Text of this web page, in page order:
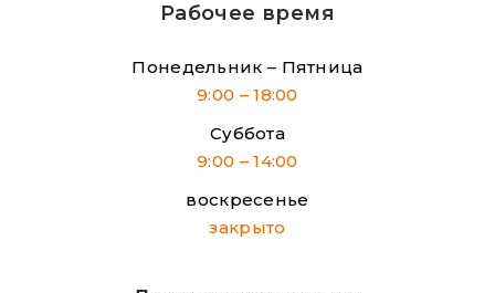
Рабочее время
Понедельник – Пятница
9:00 – 18:00
Суббота
9:00 – 14:00
воскресенье
закрыто